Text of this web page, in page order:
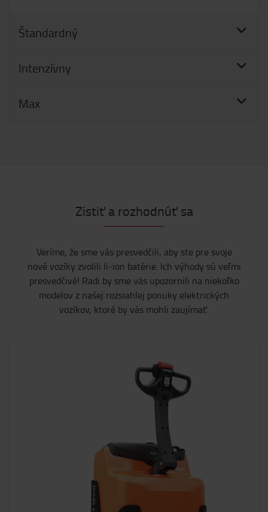
Štandardný
Intenzívny
Max
Zistiť a rozhodnúť sa
Veríme, že sme vás presvedčili, aby ste pre svoje
nové vozíky zvolili li-ion batérie. Ich výhody sú veľmi
presvedčivé! Radi by sme vás upozornili na niekoľko
modelov z našej rozsiahlej ponuky elektrických
vozíkov, ktoré by vás mohli zaujímať.